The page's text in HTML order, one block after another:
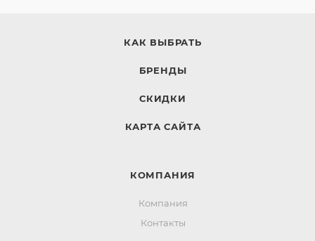
КАК ВЫБРАТЬ
БРЕНДЫ
СКИДКИ
КАРТА САЙТА
КОМПАНИЯ
Компания
Контакты